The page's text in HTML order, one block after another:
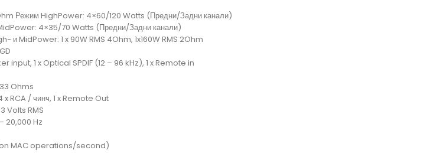
Режим HighPower: 4×60/120 Watts (Предни/Задни канали)
4×35/70 Watts (Предни/Задни канали)
и MidPower: 1 x 90W RMS 4Ohm, 1x160W RMS 2Ohm
input, 1 x Optical SPDIF (12 – 96 kHz), 1 x Remote in
Ohms
RCA / чинч, 1 x Remote Out
Volts RMS
20,000 Hz
MAC operations/second)